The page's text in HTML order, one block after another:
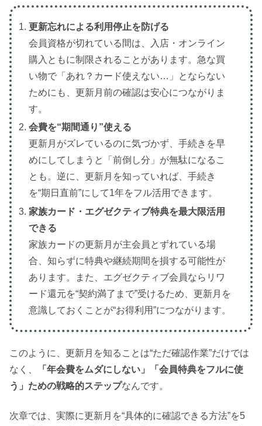
更新忘れによる利用停止を防げる
会員資格が切れている間は、入店・オンライン
購入ともに制限されることがあります。急な買
い物で「あれ？カード使えない…」とならない
ためにも、更新月前の確認は安心につながりま
す。
会費を“期間通り”使える
更新月がズレているのに気づかず、手続きを早
めにしてしまうと「前倒し分」が無駄になるこ
とも。逆に、更新月を知っていれば、手続き
を“期日直前”にして1年をフル活用できます。
家族カード・エグゼクティブ特典を最大限活用
できる
家族カードの更新月が主会員とずれている場
合、知らずに特典や継続期間を損する可能性が
あります。また、エグゼクティブ会員ならリワ
ード還元を“契約満了まで”受けるため、更新月を
意識しておくことが“お得利用”につながります。
このように、更新月を知ることは“ただ確認作業”だけでは
なく、
「年会費をムダにしない」「会員特典をフルに使
う」ための戦略的ステップなんです。
次章では、実際に更新月を“具体的に確認できる方法”を5